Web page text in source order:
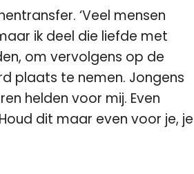
‘Veel mensen
ik deel die liefde met
om vervolgens op de
plaats te nemen. Jongens
helden voor mij. Even
dit maar even voor je, je